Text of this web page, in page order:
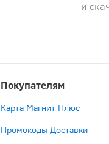
и
Покупателям
Карта Магнит Плюс
Промокоды Доставки